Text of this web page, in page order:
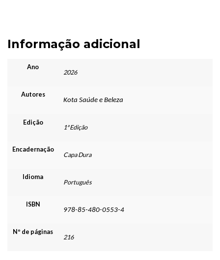
Informação adicional
Ano
2026
Autores
Kota Saúde e Beleza
Edição
1ª Edição
Encadernação
Capa Dura
Idioma
Português
ISBN
978-85-480-0553-4
Nº de páginas
216